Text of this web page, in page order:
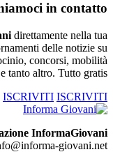
in contatto
direttamente nella tua
delle notizie su
concorsi, mobilità
tanto altro. Tutto gratis!
ISCRIVITI ISCRIVITI
InformaGiovani
giovani.net